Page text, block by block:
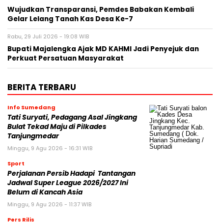
Wujudkan Transparansi, Pemdes Babakan Kembali
Gelar Lelang Tanah Kas Desa Ke-7
Rabu, 29 Juli 2026 - 19:08 WIB
Bupati Majalengka Ajak MD KAHMI Jadi Penyejuk dan
Perkuat Persatuan Masyarakat
BERITA TERBARU
Info Sumedang
Tati Suryati, Pedagang Asal Jingkang
Bulat Tekad Maju di Pilkades
Tanjungmedar
Minggu, 9 Agu 2026 - 16:31 WIB
Sport
Perjalanan Persib Hadapi Tantangan
Jadwal Super League 2026/2027 Ini
Belum di Kancah Asia
Minggu, 9 Agu 2026 - 11:37 WIB
Pers Rilis